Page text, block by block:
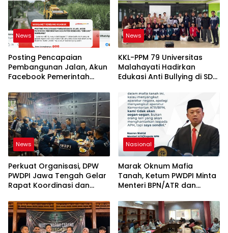
News
Posting Pencapaian
Pembangunan Jalan, Akun
Facebook Pemerintah
“Dirujak” Warganet
News
KKL-PPM 79 Universitas
Malahayati Hadirkan
Edukasi Anti Bullying di SD
Metero
News
Perkuat Organisasi, DPW
PWDPI Jawa Tengah Gelar
Rapat Koordinasi dan
Pelantikan Pengurus Baru
Nasional
Marak Oknum Mafia
Tanah, Ketum PWDPI Minta
Menteri BPN/ATR dan
Karimun Kepri